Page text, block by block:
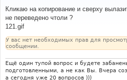
о
щ
е
и
е
Кликаю на копирование и сверху
не переведено чтоли ?
121.gif
У вас нет необходимых прав для
сообщении.
Ещё один тупой вопрос и будете
подготовленными, а не как Вы. Вчера
а сегодня уже 20 вопросов )))